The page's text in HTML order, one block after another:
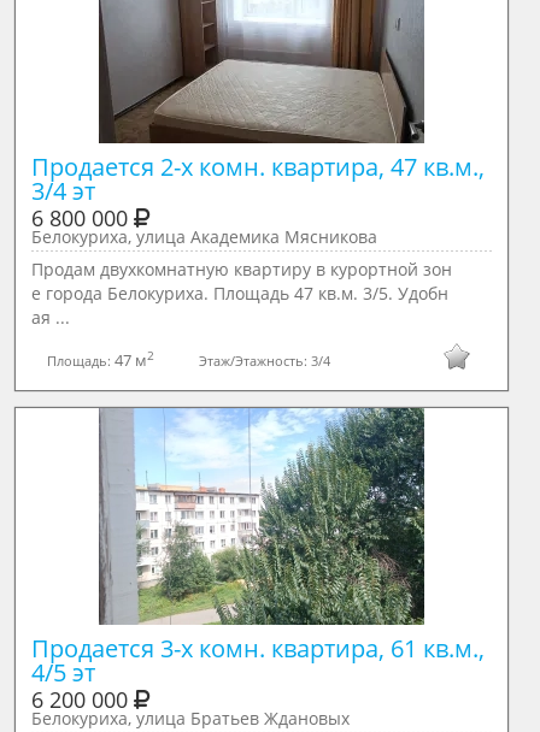
Продается 2-х комн. квартира, 47 кв.м.,
3/4 эт
6 800 000
Белокуриха, улица Академика Мясникова
Продам двухкомнатную квартиру в курортной зон
е города Белокуриха. Площадь 47 кв.м. 3/5. Удобн
ая ...
Площадь:47 м2 Этаж/Этажность: 3/4
Продается 3-х комн. квартира, 61 кв.м.,
4/5 эт
6 200 000
Белокуриха, улица Братьев Ждановых